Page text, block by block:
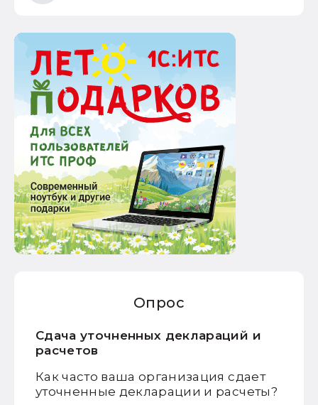
Опрос
Сдача уточненных деклараций и
расчетов
Как часто ваша организация сдает
уточненные декларации и расчеты?